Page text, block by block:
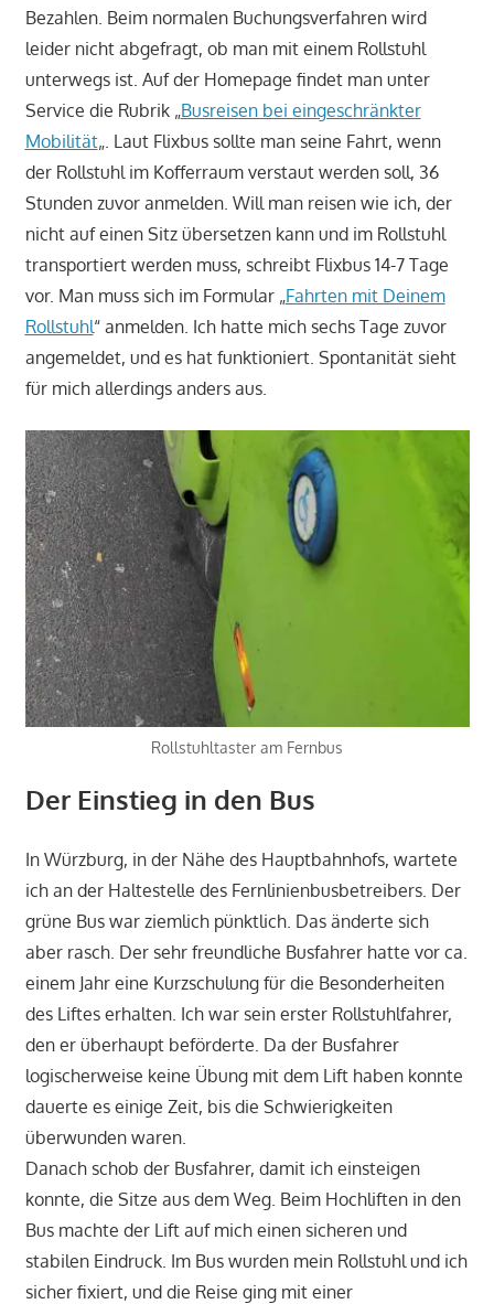
Bezahlen. Beim normalen Buchungsverfahren wird
leider nicht abgefragt, ob man mit einem Rollstuhl
unterwegs ist. Auf der Homepage findet man unter
Service die Rubrik „Busreisen bei eingeschränkter
Mobilität„. Laut Flixbus sollte man seine Fahrt, wenn
der Rollstuhl im Kofferraum verstaut werden soll, 36
Stunden zuvor anmelden. Will man reisen wie ich, der
nicht auf einen Sitz übersetzen kann und im Rollstuhl
transportiert werden muss, schreibt Flixbus 14-7 Tage
vor. Man muss sich im Formular „Fahrten mit Deinem
Rollstuhl“ anmelden. Ich hatte mich sechs Tage zuvor
angemeldet, und es hat funktioniert. Spontanität sieht
für mich allerdings anders aus.
Rollstuhltaster am Fernbus
Der Einstieg in den Bus
In Würzburg, in der Nähe des Hauptbahnhofs, wartete
ich an der Haltestelle des Fernlinienbusbetreibers. Der
grüne Bus war ziemlich pünktlich. Das änderte sich
aber rasch. Der sehr freundliche Busfahrer hatte vor ca.
einem Jahr eine Kurzschulung für die Besonderheiten
des Liftes erhalten. Ich war sein erster Rollstuhlfahrer,
den er überhaupt beförderte. Da der Busfahrer
logischerweise keine Übung mit dem Lift haben konnte
dauerte es einige Zeit, bis die Schwierigkeiten
überwunden waren.
Danach schob der Busfahrer, damit ich einsteigen
konnte, die Sitze aus dem Weg. Beim Hochliften in den
Bus machte der Lift auf mich einen sicheren und
stabilen Eindruck. Im Bus wurden mein Rollstuhl und ich
sicher fixiert, und die Reise ging mit einer